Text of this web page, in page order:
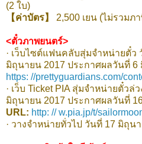
(2 ใบ)
【ค่าบัตร】 2,500 เยน (ไม่รวมภ
<ตั๋วภาพยนตร์>
· เว็บไซต์แฟนคลับสุ่มจำหน่ายตั๋ว
มิถุนายน 2017 ประกาศผลวันที่ 6
https: //prettyguardians.com/
· เว็บ Ticket PIA สุ่มจำหน่ายตั๋วล่
มิถุนายน 2017 ประกาศผลวันที่
URL: http: // w.pia.jp/t/
· วางจำหน่ายทั่วไป วันที่ 17 มิถุน